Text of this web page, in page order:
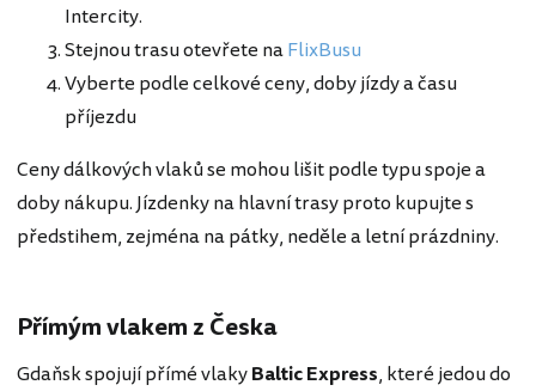
Intercity.
Stejnou trasu otevřete naFlixBusu
Vyberte podle celkové ceny, doby jízdy a času
příjezdu
Ceny dálkových vlaků se mohou lišit podle typu spoje a
doby nákupu. Jízdenky na hlavní trasy proto kupujte s
předstihem, zejména na pátky, neděle a letní prázdniny.
Přímým vlakem z Česka
Gdaňsk spojují přímé vlakyBaltic Express, které jedou do